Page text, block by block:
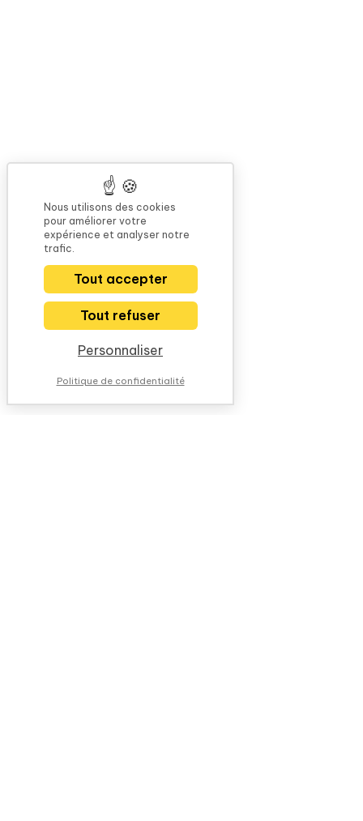
Nous utilisons des cookies
pour améliorer votre
expérience et analyser notre
trafic.
Tout accepter
Tout refuser
Personnaliser
Politique de confidentialité